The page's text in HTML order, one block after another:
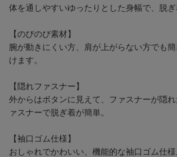
体を通しやすいゆったりとした身幅で、脱ぎ
【のびのび素材】
腕が動きにくい方、肩が上がらない方でも
けます。
【隠れファスナー】
外からはボタンに見えて、ファスナーが隠
ァスナーで脱ぎ着が簡単。
【袖口ゴム仕様】
おしゃれでかわいい、機能的な袖口ゴム仕様